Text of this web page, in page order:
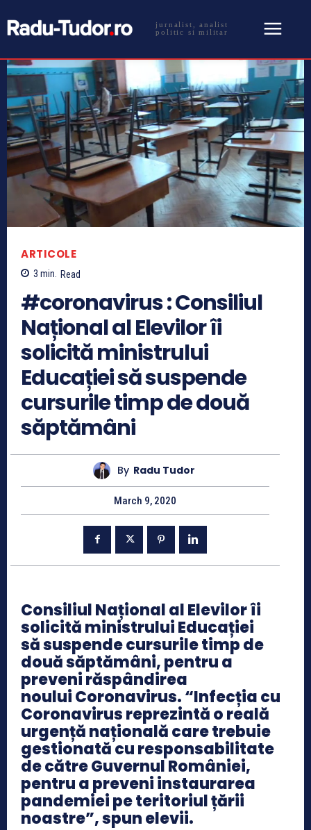
jurnalist, analist
politic si militar
ARTICOLE
3 min. Read
#coronavirus : Consiliul
Național al Elevilor îi
solicită ministrului
Educației să suspende
cursurile timp de două
săptămâni
By Radu Tudor
March 9, 2020
Consiliul Național al Elevilor îi
solicită ministrului Educației
să suspende cursurile timp de
două săptămâni, pentru a
preveni răspândirea
noului Coronavirus. “Infecția cu
Coronavirus reprezintă o reală
urgență națională care trebuie
gestionată cu responsabilitate
de către Guvernul României,
pentru a preveni instaurarea
pandemiei pe teritoriul țării
noastre”, spun elevii.